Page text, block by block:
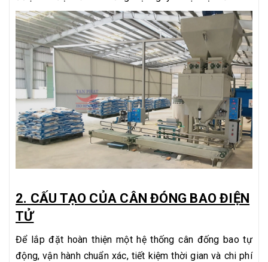
2. CẤU TẠO CỦA CÂN ĐÓNG BAO ĐIỆN
TỬ
Để lắp đặt hoàn thiện một hệ thống cân đống bao tự
động, vận hành chuẩn xác, tiết kiệm thời gian và chi phí